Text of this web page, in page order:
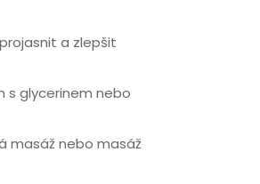
a zlepšit
s glycerinem nebo
masáž nebo masáž